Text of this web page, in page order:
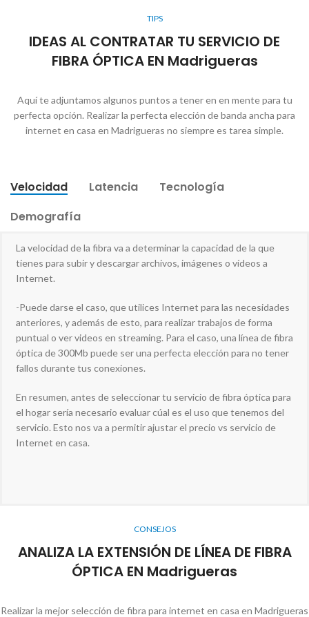
TIPS
IDEAS AL CONTRATAR TU SERVICIO DE
FIBRA ÓPTICA EN Madrigueras
Aquí te adjuntamos algunos puntos a tener en en mente para tu
perfecta opción. Realizar la perfecta elección de banda ancha para
internet en casa en Madrigueras no siempre es tarea simple.
Velocidad Latencia
Tecnología
Demografía
La velocidad de la fibra va a determinar la capacidad de la que
tienes para subir y descargar archivos, imágenes o vídeos a
Internet.
-Puede darse el caso, que utilices Internet para las necesidades
anteriores, y además de esto, para realizar trabajos de forma
puntual o ver videos en streaming. Para el caso, una línea de fibra
óptica de 300Mb puede ser una perfecta elección para no tener
fallos durante tus conexiones.
En resumen, antes de seleccionar tu servicio de fibra óptica para
el hogar sería necesario evaluar cúal es el uso que tenemos del
servicio. Esto nos va a permitir ajustar el precio vs servicio de
Internet en casa.
CONSEJOS
ANALIZA LA EXTENSIÓN DE LÍNEA DE FIBRA
ÓPTICA EN Madrigueras
Realizar la mejor selección de fibra para internet en casa en Madrigueras